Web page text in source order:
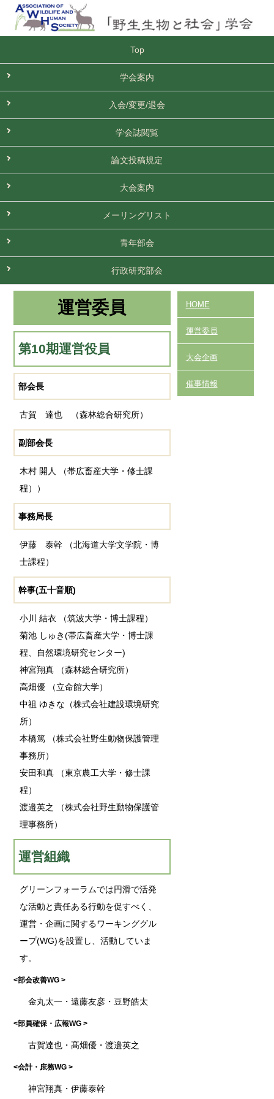
Top
学会案内
入会/変更/退会
学会誌閲覧
論文投稿規定
大会案内
メーリングリスト
青年部会
行政研究部会
運営委員
第10期運営役員
部会長
古賀 達也 （森林総合研究所）
副部会長
木村 開人 （帯広畜産大学・修士課
程））
事務局長
伊藤 泰幹 （北海道大学文学院・博
士課程）
幹事(五十音順)
小川 結衣 （筑波大学・博士課程）
菊池 しゅき(帯広畜産大学・博士課
程、自然環境研究センター)
神宮翔真 （森林総合研究所）
高畑優 （立命館大学）
中祖 ゆきな（株式会社建設環境研究
所）
本橋篤 （株式会社野生動物保護管理
事務所）
安田和真 （東京農工大学・修士課
程）
渡邉英之 （株式会社野生動物保護管
理事務所）
運営組織
グリーンフォーラムでは円滑で活発
な活動と責任ある行動を促すべく、
運営・企画に関するワーキンググル
ープ(WG)を設置し、活動していま
す。
<部会改善WG >
金丸太一・遠藤友彦・豆野皓太
<部員確保・広報WG >
古賀達也・髙畑優・渡邉英之
<会計・庶務WG >
神宮翔真・伊藤泰幹
HOME
運営委員
大会企画
催事情報